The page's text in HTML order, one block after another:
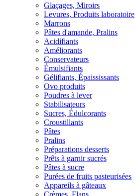
Glaçages, Miroirs
Levures, Produits laboratoire
Marrons
Pâtes d'amande, Pralins
Acidifiants
Améliorants
Conservateurs
Émulsifiants
Gélifiants, Épaississants
Ovo produits
Poudres à lever
Stabilisateurs
Sucres, Édulcorants
Croustillants
Pâtes
Pralins
Préparations desserts
Prêts à garnir sucrés
Pâtes à sucre
Purées de fruits pasteurisées
Appareils à gâteaux
Crèmes, Flans